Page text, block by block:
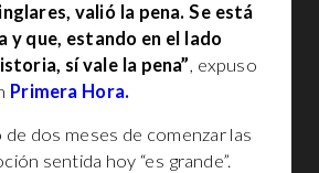
valió la pena. Se está
y que, estando en el lado
sí vale la pena”, expuso
Primera Hora.
de dos meses de comenzar las
sentida hoy “es grande”.